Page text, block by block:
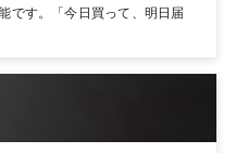
です。「今日買って、明日届